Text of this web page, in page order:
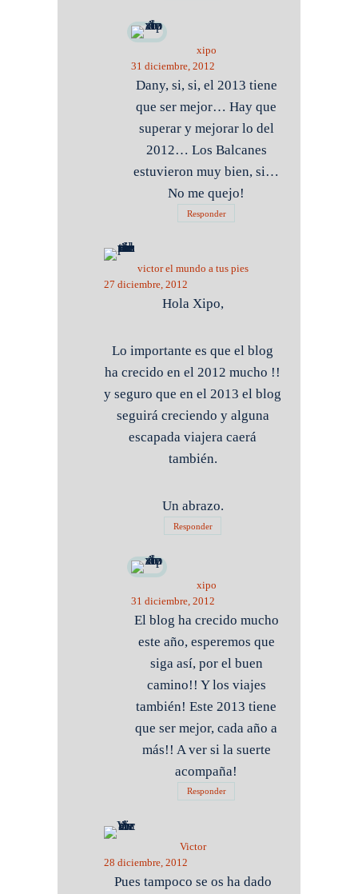
xipo
31 diciembre, 2012
Dany, si, si, el 2013 tiene
que ser mejor… Hay que
superar y mejorar lo del
2012… Los Balcanes
estuvieron muy bien, si…
No me quejo!
Responder
victor el mundo a tus pies
27 diciembre, 2012
Hola Xipo,
Lo importante es que el blog
ha crecido en el 2012 mucho !!
y seguro que en el 2013 el blog
seguirá creciendo y alguna
escapada viajera caerá
también.
Un abrazo.
Responder
xipo
31 diciembre, 2012
El blog ha crecido mucho
este año, esperemos que
siga así, por el buen
camino!! Y los viajes
también! Este 2013 tiene
que ser mejor, cada año a
más!! A ver si la suerte
acompaña!
Responder
Victor
28 diciembre, 2012
Pues tampoco se os ha dado